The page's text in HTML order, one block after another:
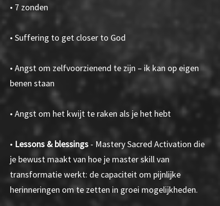
• 7 zonden
• Suffering to get closer to God
• Angst om zelfvoorzienend te zijn – ik kan op eigen
benen staan
• Angst om het kwijt te raken als je het hebt
• Lessons & blessings - Mastery Sacred Activation die
je bewust maakt van hoe je master skill van
transformatie werkt: de capaciteit om pijnlijke
herinneringen om te zetten in groei mogelijkheden.